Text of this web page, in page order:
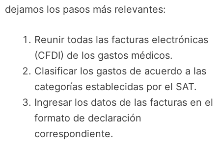
dejamos los pasos más relevantes:
Reunir todas las facturas electrónicas
(CFDI) de los gastos médicos.
Clasificar los gastos de acuerdo a las
categorías establecidas por el SAT.
Ingresar los datos de las facturas en el
formato de declaración
correspondiente.